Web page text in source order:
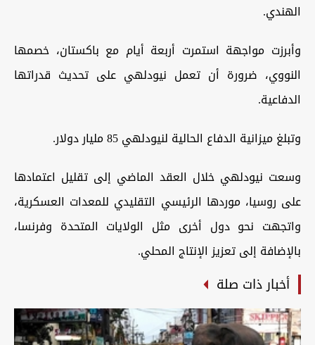
الهندي.
وأبرزت مواجهة استمرت أربعة أيام مع باكستان، خصمها
النووي، ضرورة أن تعمل نيودلهي على تحديث قدراتها
الدفاعية.
وتبلغ ميزانية الدفاع الحالية لنيودلهي 85 مليار دولار.
وسعت نيودلهي خلال العقد الماضي إلى تقليل اعتمادها
على روسيا، موردها الرئيسي التقليدي للمعدات العسكرية،
واتجهت نحو دول أخرى مثل الولايات المتحدة وفرنسا،
بالإضافة إلى تعزيز الإنتاج المحلي.
أخبار ذات صلة